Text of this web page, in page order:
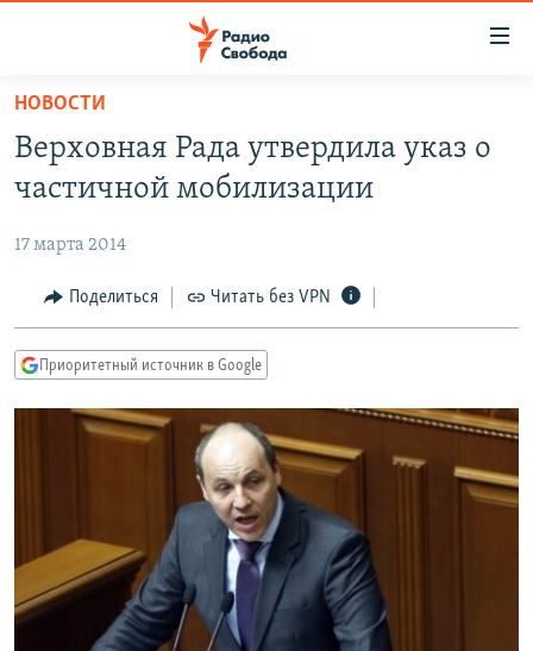
упрощенного
доступа
основному
Вернутся
главной
навигации
Вернутся
ПОДКАСТЫ
ЦИТАТЫ СВОБОДЫ
МНЕНИЯ
IDEL.РЕАЛИИ
КАВКАЗ.РЕАЛИИ
СИБИРЬ.РЕАЛИИ
РАСПИСАНИЕ ВЕЩАНИЯ
ПОДПИШИТЕСЬ НА РАССЫЛКУ
НОВОСТИ
Верховная Рада утвердила указ о
частичной мобилизации
17 марта 2014
Поделиться Читать без VPN
Приоритетный источник в Google